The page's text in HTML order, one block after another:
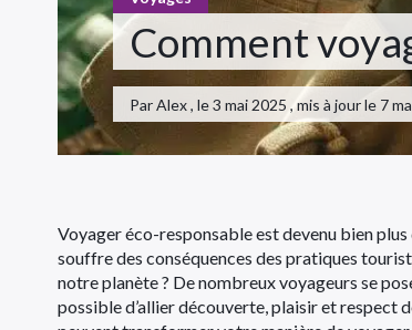
Comment
Par Alex , le 3 mai 2025 , mis à jour le 7
Voyager éco-responsable est devenu bien plus
souffre des conséquences des pratiques
notre planète ? De nombreux voyageurs se
possible d’allier découverte, plaisir et respect